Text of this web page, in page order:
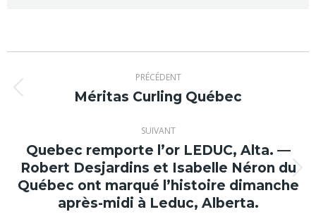
Navigation
article
PRÉCÉDENT
Article
:
Méritas Curling Québec
SUIVANT
Article
suivant
:
Quebec remporte l’or LEDUC, Alta. —
Robert Desjardins et Isabelle Néron du
Québec ont marqué l’histoire dimanche
après-midi à Leduc, Alberta.